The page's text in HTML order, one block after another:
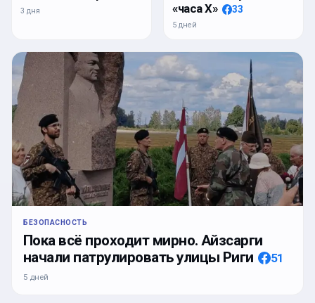
3 дня
«часа Х»
33
5 дней
БЕЗОПАСНОСТЬ
Пока всё проходит мирно. Айзсарги
начали патрулировать улицы Риги
51
5 дней